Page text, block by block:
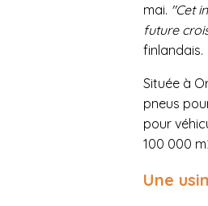
mai. "Cet
future
finlandais.
Située à
pneus
pour
100 000
Une